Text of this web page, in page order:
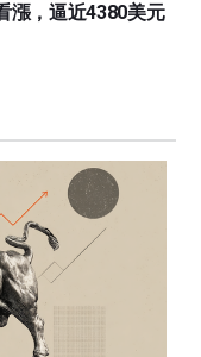
漲，逼近4380美元